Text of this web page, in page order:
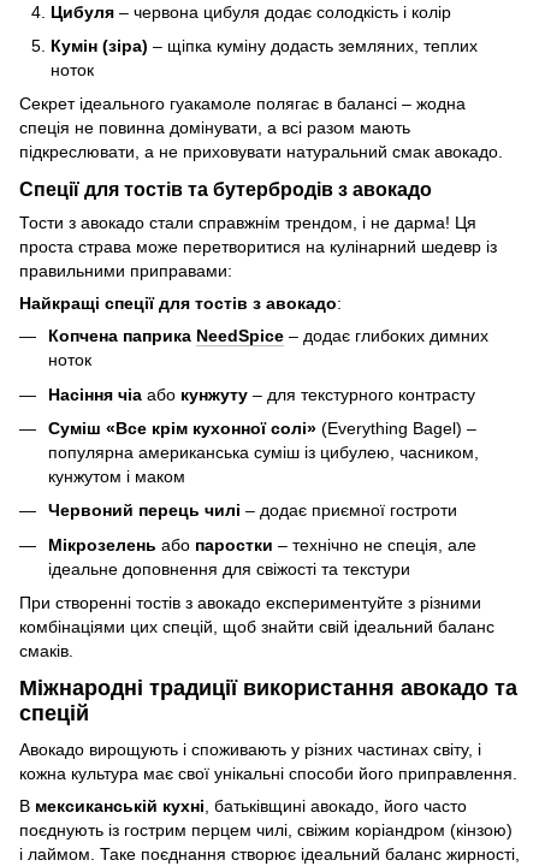
Цибуля – червона цибуля додає солодкість і колір
Кумін (зіра) – щіпка куміну додасть земляних, теплих
ноток
Секрет ідеального гуакамоле полягає в балансі – жодна
спеція не повинна домінувати, а всі разом мають
підкреслювати, а не приховувати натуральний смак авокадо.
Спеції для тостів та бутербродів з авокадо
Тости з авокадо стали справжнім трендом, і не дарма! Ця
проста страва може перетворитися на кулінарний шедевр із
правильними приправами:
Найкращі спеції для тостів з авокадо:
Копчена паприка NeedSpice – додає глибоких димних
ноток
Насіння чіа або кунжуту – для текстурного контрасту
Суміш «Все крім кухонної солі» (Everything Bagel) –
популярна американська суміш із цибулею, часником,
кунжутом і маком
Червоний перець чилі – додає приємної гостроти
Мікрозелень або паростки – технічно не спеція, але
ідеальне доповнення для свіжості та текстури
При створенні тостів з авокадо експериментуйте з різними
комбінаціями цих спецій, щоб знайти свій ідеальний баланс
смаків.
Міжнародні традиції використання авокадо та
спецій
Авокадо вирощують і споживають у різних частинах світу, і
кожна культура має свої унікальні способи його приправлення.
В мексиканській кухні , батьківщині авокадо, його часто
поєднують із гострим перцем чилі, свіжим коріандром (кінзою)
і лаймом. Таке поєднання створює ідеальний баланс жирності,